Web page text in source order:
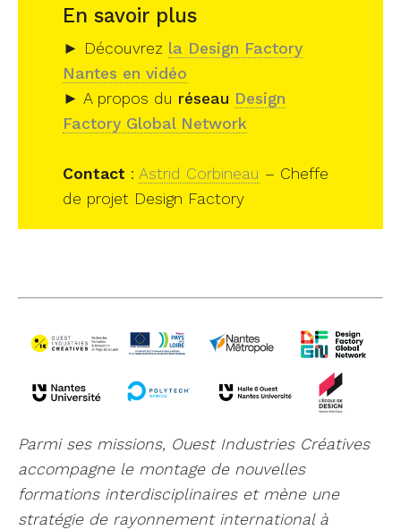
En savoir plus
► Découvrez la Design Factory
Nantes en vidéo
► A propos du réseau Design
Factory Global Network
Contact : Astrid Corbineau – Cheffe
de projet Design Factory
Parmi ses missions, Ouest Industries Créatives
accompagne le montage de nouvelles
formations interdisciplinaires et mène une
stratégie de rayonnement international à